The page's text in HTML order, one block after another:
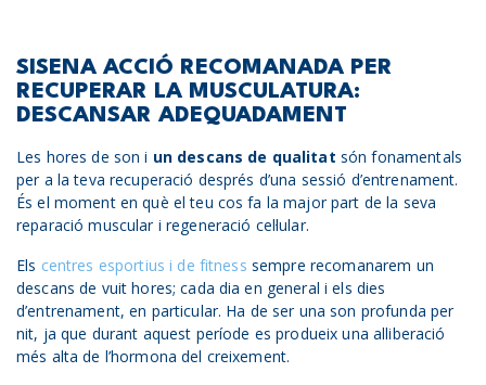
SISENA ACCIÓ RECOMANADA PER
RECUPERAR LA MUSCULATURA:
DESCANSAR ADEQUADAMENT
Les hores de son i un descans de qualitat són fonamentals
per a la teva recuperació després d’una sessió d’entrenament.
És el moment en què el teu cos fa la major part de la seva
reparació muscular i regeneració cel·lular.
Els centres esportius i de fitness sempre recomanarem un
descans de vuit hores; cada dia en general i els dies
d’entrenament, en particular. Ha de ser una son profunda per
nit, ja que durant aquest període es produeix una alliberació
més alta de l’hormona del creixement.